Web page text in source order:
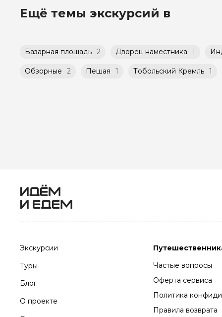
Ещё темы экскурсий в
Базарная площадь 2 Дворец наместника 1
Обзорные 2 Пешая 1 Тобольский Кремль 1
Экскурсии
Туры
Блог
О проекте
Частые вопросы
Оферта сервиса
Политика
Правила возврата